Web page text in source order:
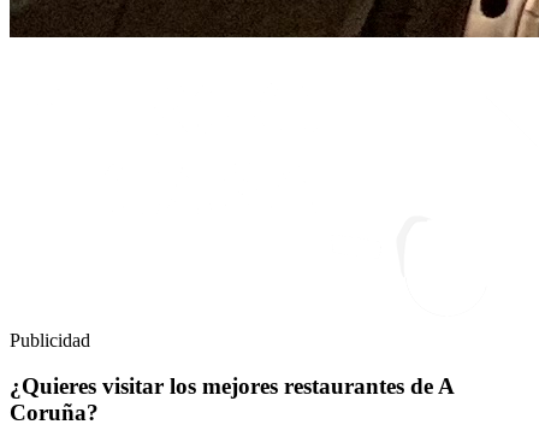
Publicidad
¿Quieres visitar los mejores restaurantes de A
Coruña?